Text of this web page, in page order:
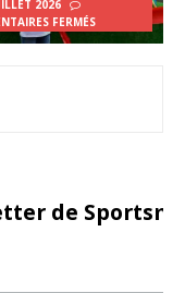
2026
FERMÉS
de